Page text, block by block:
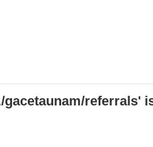
gacetaunam/referrals'